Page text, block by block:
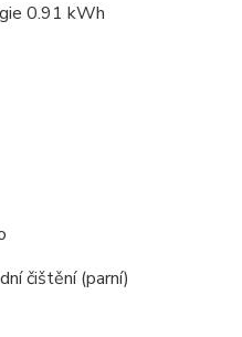
0.91 kWh
čištění (parní)